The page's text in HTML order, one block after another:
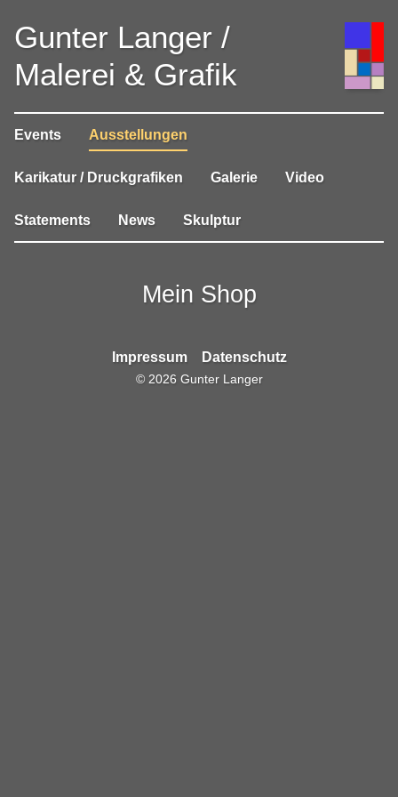
Gunter Langer /
Malerei & Grafik
Events Ausstellungen
Karikatur / Druckgrafiken Galerie Video
Statements News Skulptur
Impressum Datenschutz
© 2026 Gunter Langer
Mein Shop